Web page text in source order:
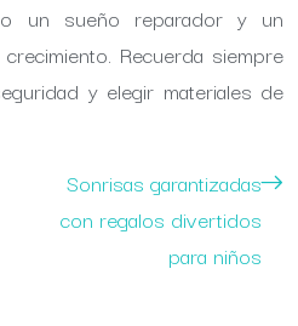
un sueño reparador y un
Recuerda siempre
y elegir materiales de
Sonrisas garantizadas
con regalos divertidos
para niños